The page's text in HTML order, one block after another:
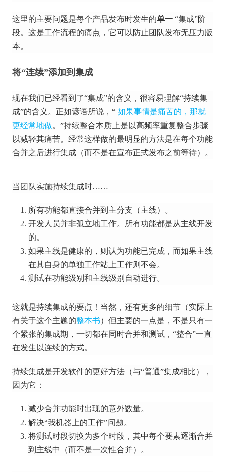
这里的主要问题是每个产品发布时发生的单一 “集成”阶
段。 这是工作流程的痛点，它可以防止团队发布无压力版
本。
将“连续”添加到集成
现在我们已经看到了“集成”的含义，很容易理解“持续集
成”的含义。 正如谚语所说，“ 如果事情是痛苦的，那就
更经常地做。”持续整合本质上是以高频率重复整合步骤
以减轻其痛苦。 经常这样做的最明显的方法是在每个功能
合并之后进行集成（而不是在宣布正式发布之前等待）。
当团队实施持续集成时……
所有功能都直接合并到主分支（主线）。
开发人员并非孤立地工作。
所有功能都是从主线开发
的。
如果主线是健康的，则认为功能已完成，而如果主线
在其自身的单独工作站上工作则不会。
测试在功能级别和主线级别自动进行。
这就是持续集成的要点！ 当然，还有更多的细节（实际上
有关于这个主题的整本书）但主要的一点是，不是只有一
个紧张的集成期，一切都在同时合并和测试，“整合”一直
在发生以连续的方式。
持续集成是开发软件的更好方法（与“普通”集成相比），
因为它：
减少合并功能时出现的意外数量。
解决“我机器上的工作”问题。
将测试时段切换为多个时段，其中每个要素逐渐合并
到主线中（而不是一次性合并）。